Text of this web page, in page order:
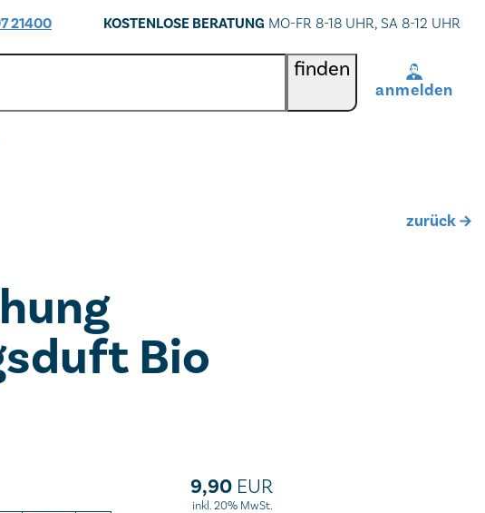
21400 KOSTENLOSE BERATUNG MO-FR 8-18 UHR, SA 8-12 UHR
finden
anmelden
zurück
Bio
9,90 EUR
inkl. 20% MwSt.